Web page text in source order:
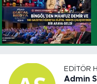
EDITÖR
Admin